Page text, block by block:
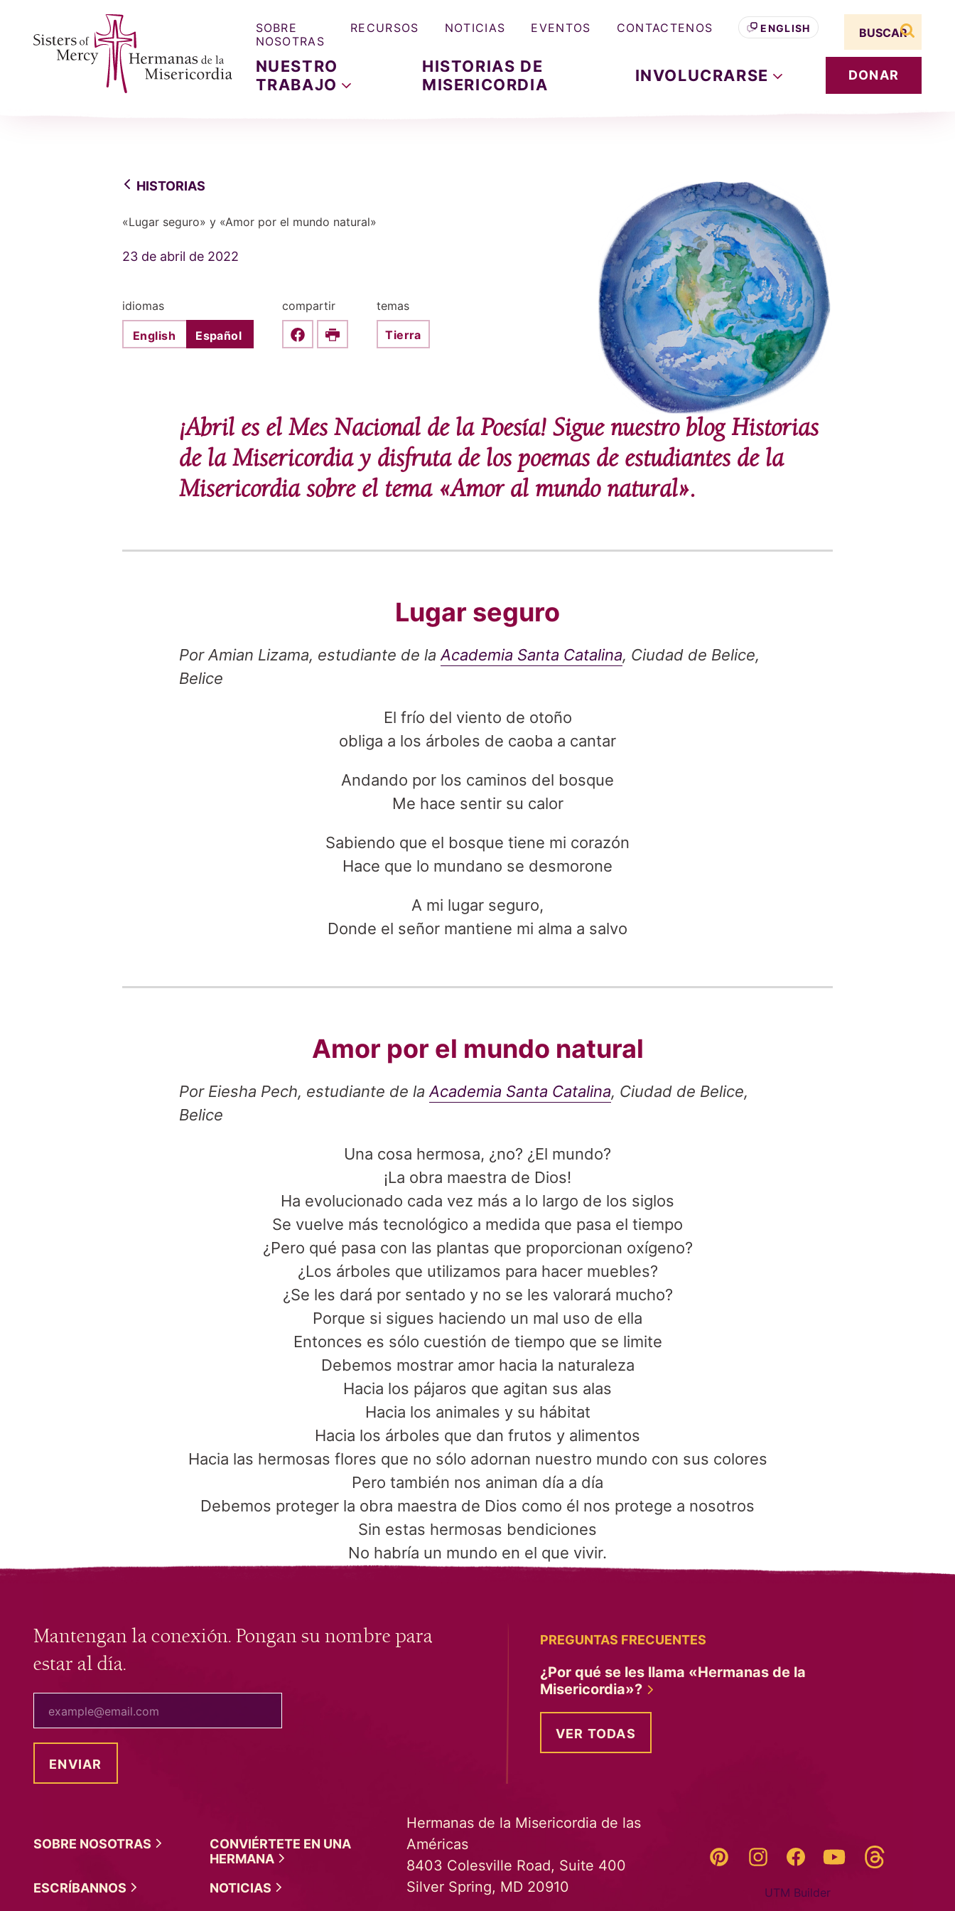
NUESTRO
TRABAJO
HISTORIAS DE
MISERICORDIA
INVOLUCRARSE DONAR
SOBRE
NOSOTRAS
RECURSOS NOTICIAS EVENTOS CONTACTENOS ENGLISH
Search term
buscar
HISTORIAS
«Lugar seguro» y «Amor por el mundo natural»
23 de abril de 2022
idiomas
English Español
compartir
Share this on Facebook
Print
temas
Tierra
¡Abril es el Mes Nacional de la Poesía! Sigue nuestro blog Historias
de la Misericordia y disfruta de los poemas de estudiantes de la
Misericordia sobre el tema «Amor al mundo natural».
Lugar seguro
Por Amian Lizama, estudiante de la Academia Santa Catalina, Ciudad de Belice,
Belice
El frío del viento de otoño
obliga a los árboles de caoba a cantar
Andando por los caminos del bosque
Me hace sentir su calor
Sabiendo que el bosque tiene mi corazón
Hace que lo mundano se desmorone
A mi lugar seguro,
Donde el señor mantiene mi alma a salvo
Amor por el mundo natural
Por Eiesha Pech, estudiante de la Academia Santa Catalina, Ciudad de Belice,
Belice
Una cosa hermosa, ¿no? ¿El mundo?
¡La obra maestra de Dios!
Ha evolucionado cada vez más a lo largo de los siglos
Se vuelve más tecnológico a medida que pasa el tiempo
¿Pero qué pasa con las plantas que proporcionan oxígeno?
¿Los árboles que utilizamos para hacer muebles?
¿Se les dará por sentado y no se les valorará mucho?
Porque si sigues haciendo un mal uso de ella
Entonces es sólo cuestión de tiempo que se limite
Debemos mostrar amor hacia la naturaleza
Hacia los pájaros que agitan sus alas
Hacia los animales y su hábitat
Hacia los árboles que dan frutos y alimentos
Hacia las hermosas flores que no sólo adornan nuestro mundo con sus colores
Pero también nos animan día a día
Debemos proteger la obra maestra de Dios como él nos protege a nosotros
Sin estas hermosas bendiciones
No habría un mundo en el que vivir.
Mantengan la conexión. Pongan su nombre para
estar al día.
PREGUNTAS FRECUENTES
¿Por qué se les llama «Hermanas de la
Misericordia»?
VER TODAS
SOBRE NOSOTRAS
CONVIÉRTETE EN UNA
HERMANA
ESCRÍBANNOS
NOTICIAS
Hermanas de la Misericordia de las
Américas
8403 Colesville Road, Suite 400
Silver Spring, MD 20910
Pinterest InstagramFacebookYouTube
UTM Builder